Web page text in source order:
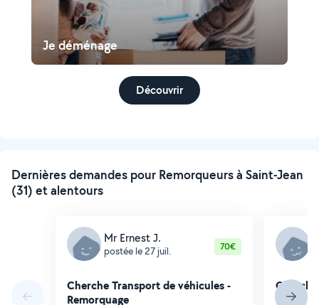
Je déménage
Découvrir
Dernières demandes pour Remorqueurs à Saint-Jean
(31) et alentours
Mr Ernest J.
postée le 27 juil. 70€
Cherche Transport de véhicules -
Remorquage